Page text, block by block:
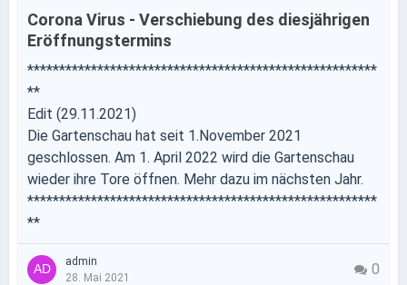
Corona Virus - Verschiebung des diesjährigen
Eröffnungstermins
*******************************************************
**
Edit (29.11.2021)
Die Gartenschau hat seit 1.November 2021
geschlossen. Am 1. April 2022 wird die Gartenschau
wieder ihre Tore öffnen. Mehr dazu im nächsten Jahr.
*******************************************************
**
admin
28. Mai 2021
0